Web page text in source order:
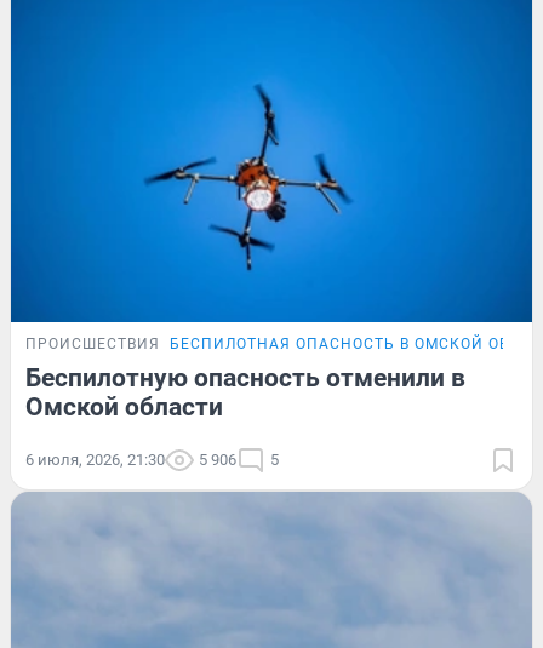
ПРОИСШЕСТВИЯ БЕСПИЛОТНАЯ ОПАСНОСТЬ В ОМСКОЙ
Беспилотную опасность отменили в
Омской области
6 июля, 2026, 21:30 5 906 5